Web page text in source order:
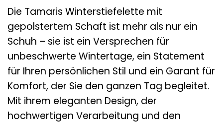
Die Tamaris Winterstiefelette mit
gepolstertem Schaft ist mehr als nur ein
Schuh – sie ist ein Versprechen für
unbeschwerte Wintertage, ein Statement
für Ihren persönlichen Stil und ein Garant für
Komfort, der Sie den ganzen Tag begleitet.
Mit ihrem eleganten Design, der
hochwertigen Verarbeitung und den